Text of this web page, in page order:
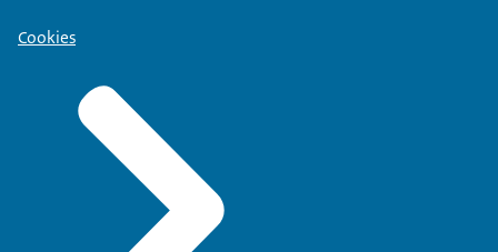
Cookies